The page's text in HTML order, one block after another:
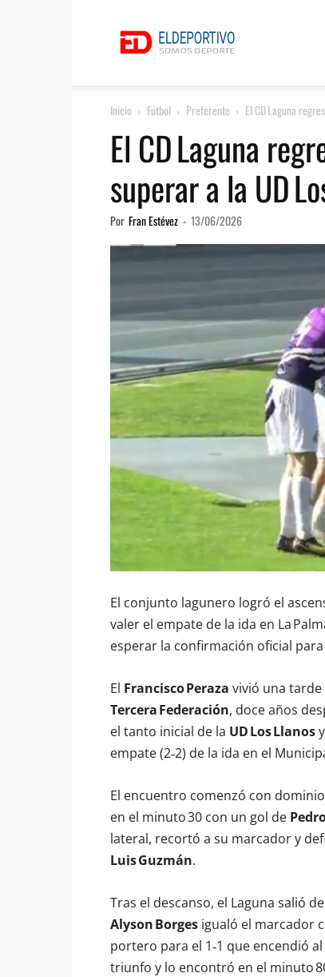
Inicio Fútbol Preferente El CD Laguna
El CD Laguna
superar a la UD
Por Fran Estévez - 13/06/2026
El conjunto lagunero logró el
valer el empate de la ida en La
esperar la confirmación oficial
El Francisco Peraza vivió una
Tercera Federación, doce años
el tanto inicial de la UD Los Llanos
empate (2‑2) de la ida en el
El encuentro comenzó con
en el minuto 30 con un gol de
lateral, recortó a su marcador y
Luis Guzmán.
Tras el descanso, el Laguna salió
Alyson Borges igualó el marcador
portero para el 1‑1 que encendió
triunfo y lo encontró en el minuto